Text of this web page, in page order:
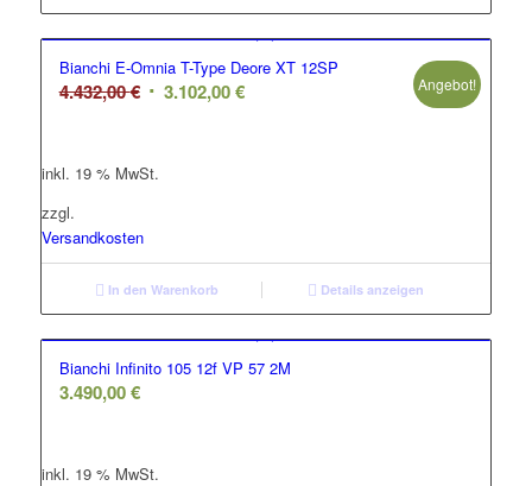
Bianchi E-Omnia T-Type Deore XT 12SP
4.432,00€ Ursprünglicher
4.432,00 €
3.102,00€Aktueller
Angebot!
inkl. 19 % MwSt.
zzgl.
Versandkosten
In den Warenkorb Details anzeigen
Bianchi Infinito 105 12f VP 57 2M
3.490,00€
inkl. 19 % MwSt.